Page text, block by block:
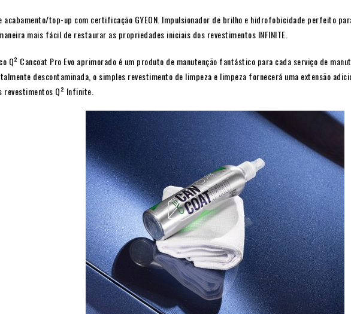
acabamento/top-up com certificação GYEON. Impulsionador de brilho e hidrofobicidade perfeito
mais fácil de restaurar as propriedades iniciais dos revestimentos INFINITE.
Q² Cancoat Pro Evo aprimorado é um produto de manutenção fantástico para cada serviço de
descontaminada, o simples revestimento de limpeza e limpeza fornecerá uma extensão
revestimentos Q² Infinite.